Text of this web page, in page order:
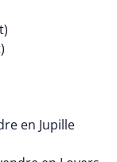
en Jupille